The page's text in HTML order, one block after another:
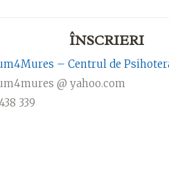
ÎNSCRIERI
– Centrul de
@ yahoo.com
339